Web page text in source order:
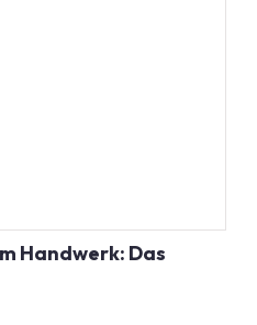
Handwerk: Das